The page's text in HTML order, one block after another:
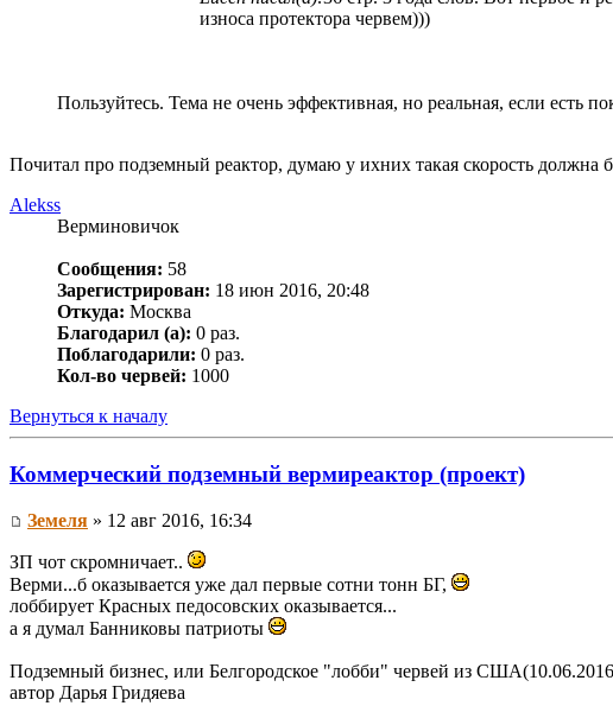
износа протектора червем)))
Пользуйтесь. Тема не очень эффективная, но реальная, если есть
Почитал про подземный реактор, думаю у ихних такая скорость
Alekss
Верминовичок
Сообщения: 58
Зарегистрирован: 18 июн 2016, 20:48
Откуда: Москва
Благодарил (а): 0 раз.
Поблагодарили: 0 раз.
Кол-во червей: 1000
Вернуться к началу
Коммерческий подземный вермиреактор (проект)
Земеля » 12 авг 2016, 16:34
ЗП чот скромничает..
Верми...б оказывается уже дал первые сотни тонн БГ,
лоббирует Красных педосовских оказывается...
а я думал Банниковы патриоты
Подземный бизнес, или Белгородское "лобби" червей из
автор Дарья Гридяева